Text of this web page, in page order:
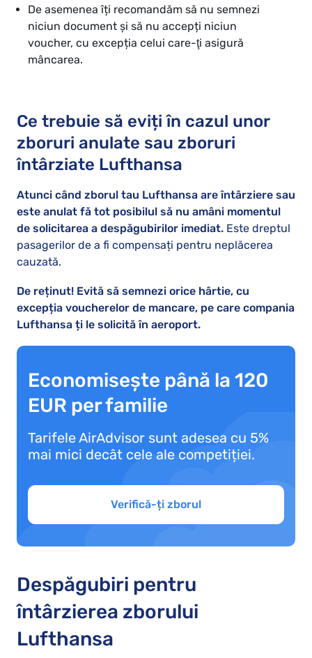
De asemenea îți recomandăm să nu semnezi
niciun document şi să nu accepți niciun
voucher, cu excepția celui care-ţi asigură
mâncarea.
Ce trebuie să eviți în cazul unor
zboruri anulate sau zboruri
întârziate Lufthansa
Atunci când zborul tau Lufthansa are întârziere sau
este anulat fă tot posibilul să nu amâni momentul
de solicitarea a despăgubirilor imediat. Este dreptul
pasagerilor de a fi compensați pentru neplăcerea
cauzată.
De reținut! Evită să semnezi orice hârtie, cu
excepția voucherelor de mancare, pe care compania
Lufthansa ți le solicită în aeroport.
Economisește până la 120
EUR per familie
Tarifele AirAdvisor sunt adesea cu 5%
mai mici decât cele ale competiției.
Verifică-ți zborul
Despăgubiri pentru
întârzierea zborului
Lufthansa